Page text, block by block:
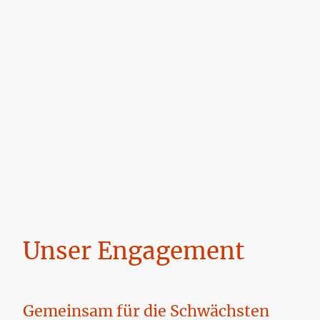
Unser Engagement
Gemeinsam für die Schwächsten